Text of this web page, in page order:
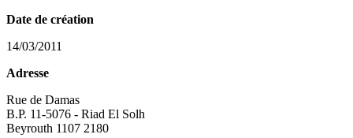
Date de création
14/03/2011
Adresse
Rue de Damas
B.P. 11-5076 - Riad El Solh
Beyrouth 1107 2180